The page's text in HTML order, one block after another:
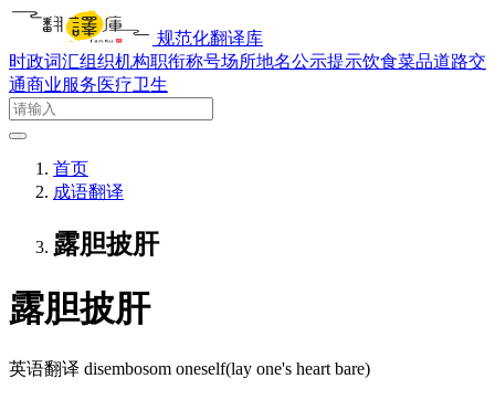
规范化翻译库
时政词汇组织机构职衔称号场所地名公示提示饮食菜品道路交
通商业服务医疗卫生
首页
成语翻译
露胆披肝
露胆披肝
英语翻译 disembosom oneself(lay one's heart bare)